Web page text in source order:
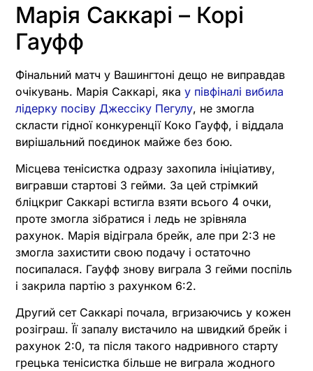
Марія Саккарі – Корі
Гауфф
Фінальний матч у Вашингтоні дещо не виправдав
очікувань. Марія Саккарі, яка у півфіналі вибила
лідерку посіву Джессіку Пегулу, не змогла
скласти гідної конкуренції Коко Гауфф, і віддала
вирішальний поєдинок майже без бою.
Місцева тенісистка одразу захопила ініціативу,
вигравши стартові 3 гейми. За цей стрімкий
бліцкриг Саккарі встигла взяти всього 4 очки,
проте змогла зібратися і ледь не зрівняла
рахунок. Марія відіграла брейк, але при 2:3 не
змогла захистити свою подачу і остаточно
посипалася. Гауфф знову виграла 3 гейми поспіль
і закрила партію з рахунком 6:2.
Другий сет Саккарі почала, вгризаючись у кожен
розіграш. Її запалу вистачило на швидкий брейк і
рахунок 2:0, та після такого надривного старту
грецька тенісистка більше не виграла жодного